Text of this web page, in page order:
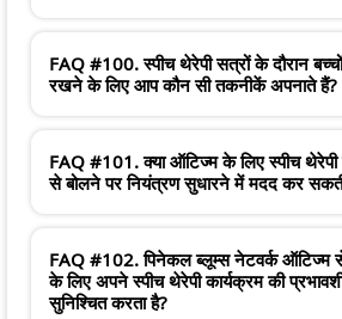
FAQ #100. स्पीच थेरेपी सत्रों के दौरान
रखने के लिए आप कौन सी तकनीकें अपनाते हैं?
FAQ #101. क्या ऑटिज्म के लिए स्पीच थेरेपी
से बोलने पर नियंत्रण सुधारने में मदद कर
FAQ #102. पिनेकल ब्लूम्स नेटवर्क ऑटिज्म से
के लिए अपने स्पीच थेरेपी कार्यक्रम की
सुनिश्चित करता है?